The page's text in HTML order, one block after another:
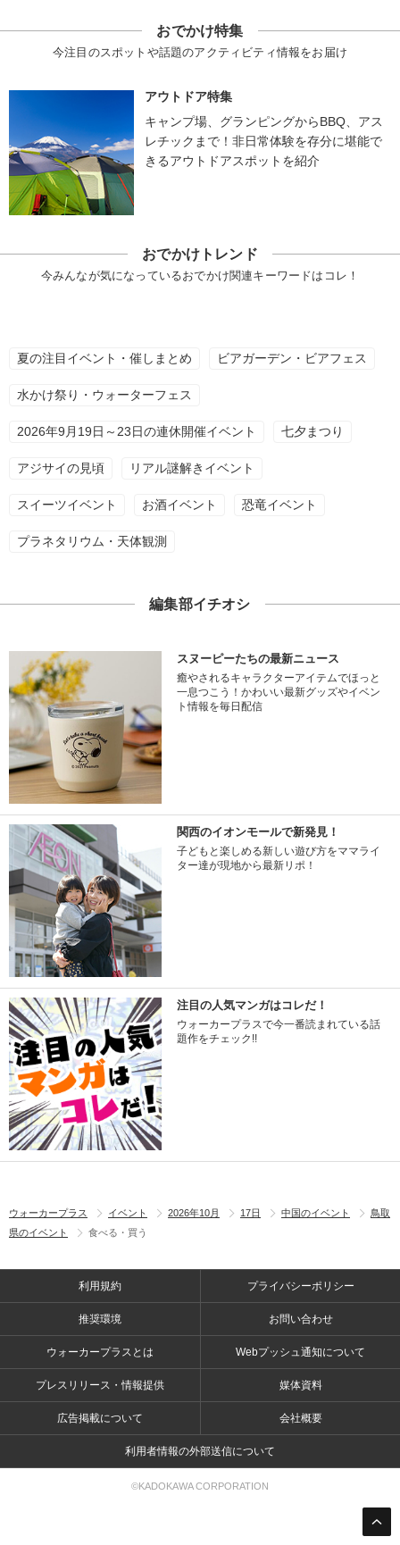
おでかけ特集
今注目のスポットや話題のアクティビティ情報をお届け
アウトドア特集
キャンプ場、グランピングからBBQ、アス
レチックまで！非日常体験を存分に堪能で
きるアウトドアスポットを紹介
おでかけトレンド
今みんなが気になっているおでかけ関連キーワードはコレ！
夏の注目イベント・催しまとめ ビアガーデン・ビアフェス
水かけ祭り・ウォーターフェス
2026年9月19日～23日の連休開催イベント 七夕まつり
アジサイの見頃 リアル謎解きイベント
スイーツイベント お酒イベント 恐竜イベント
プラネタリウム・天体観測
編集部イチオシ
スヌーピーたちの最新ニュース
癒やされるキャラクターアイテムでほっと
一息つこう！かわいい最新グッズやイベン
ト情報を毎日配信
関西のイオンモールで新発見！
子どもと楽しめる新しい遊び方をママライ
ター達が現地から最新リポ！
注目の人気マンガはコレだ！
ウォーカープラスで今一番読まれている話
題作をチェック!!
ウォーカープラス イベント 2026年10月 17日 中国のイベント
鳥取
県のイベント
食べる・買う
利用規約 プライバシーポリシー
推奨環境 お問い合わせ
ウォーカープラスとは Webプッシュ通知について
プレスリリース・情報提供 媒体資料
広告掲載について 会社概要
利用者情報の外部送信について
©KADOKAWA CORPORATION